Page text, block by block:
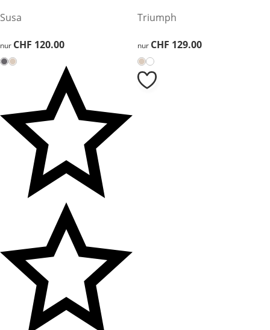
Susa
CHF 120.00
nur CHF 120.00
Triumph
CHF 129.00
nur CHF 129.00